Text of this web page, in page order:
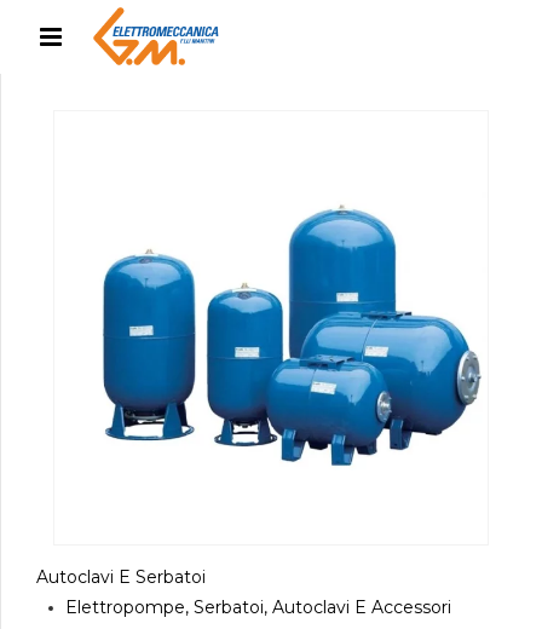
Autoclavi E Serbatoi
Elettropompe, Serbatoi, Autoclavi E Accessori